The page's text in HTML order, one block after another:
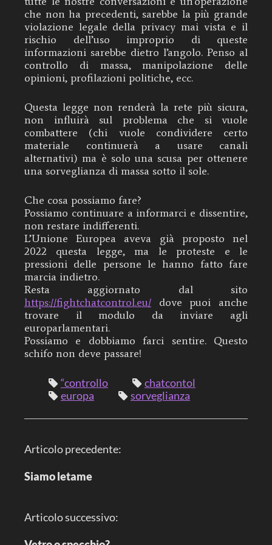
che non ha precedenti, sarebbe la più grande
violazione legale della privacy mai vista e il
rischio dell’uso improprio di queste
informazioni sarebbe dietro l’angolo. Penso al
controllo di massa, manipolazione delle
opinioni, profilazioni politiche, ecc.
Questa legge non renderà la rete più sicura,
non influirà sul problema che si vuole
combattere (chi vuole condividere certo
materiale continuerà a usare canali
alternativi) ma è solo una scusa per ottenere
una sorveglianza di massa sotto il sole.
Che cosa possiamo fare?
Possiamo continuare a informarci e dissentire,
non restare indifferenti.
L’Unione Europea aveva già proposto nel
2022 questa legge, ma le proteste e le
pressioni delle persone le hanno fatto fare
marcia indietro.
Resta aggiornato dal sito
https://fightchatcontrol.eu/ dove puoi anche
trovare il modulo da inviare agli
europarlamentari.
Possiamo e dobbiamo farci sentire. Questo
schifo non deve passare!
“controllo
chatcontol
europa
sorveglianza
N
a
i
g
o
Articolo precedente:
Siamo letame
Articolo successivo: